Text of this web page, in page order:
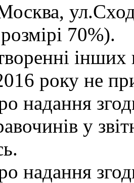
70%).
року не
надання
у
надання